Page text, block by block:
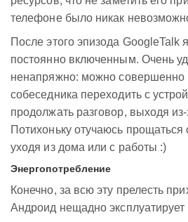
телефоне было никак
После этого эпизода GoogleTalk
постоянно включенным. Очень
ненапряжно: можно совершенно
собеседника переходить с
продолжать разговор, выходя
Потихоньку отучаюсь прощаться
уходя из дома или с работы :)
Энергопотребление
Конечно, за всю эту прелесть
Андроид нещадно